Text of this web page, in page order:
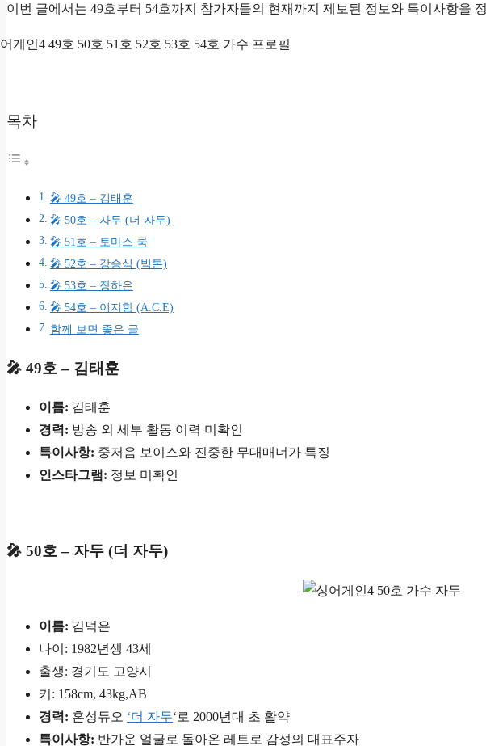
이번 글에서는 49호부터 54호까지 참가자들의 현재까지 제보된 정보와 특이사항을
목차
🎤 49호 – 김태훈
🎤 50호 – 자두 (더 자두)
🎤 51호 – 토마스 쿡
🎤 52호 – 강승식 (빅톤)
🎤 53호 – 장하은
🎤 54호 – 이지함 (A.C.E)
함께 보면 좋은 글
🎤 49호 – 김태훈
이름: 김태훈
경력: 방송 외 세부 활동 이력 미확인
특이사항: 중저음 보이스와 진중한 무대매너가 특징
인스타그램: 정보 미확인
🎤 50호 – 자두 (더 자두)
이름: 김덕은
나이: 1982년생 43세
출생: 경기도 고양시
키: 158cm, 43kg,AB
경력: 혼성듀오 ‘더 자두‘로 2000년대 초 활약
특이사항: 반가운 얼굴로 돌아온 레트로 감성의 대표주자